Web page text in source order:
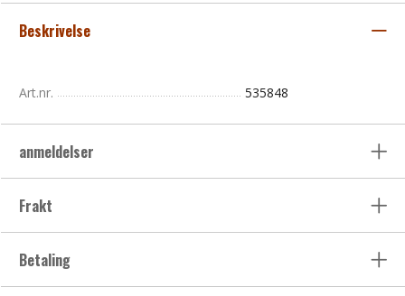
Beskrivelse
Art.nr. 535848
anmeldelser
Frakt
Betaling